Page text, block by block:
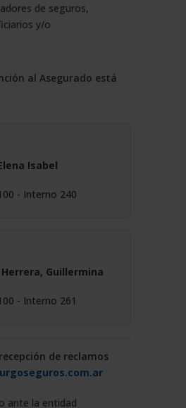
de seguros,
y/o
al Asegurado está
Isabel
- Interno 240
Guillermina
- Interno 261
de reclamos
ante la entidad